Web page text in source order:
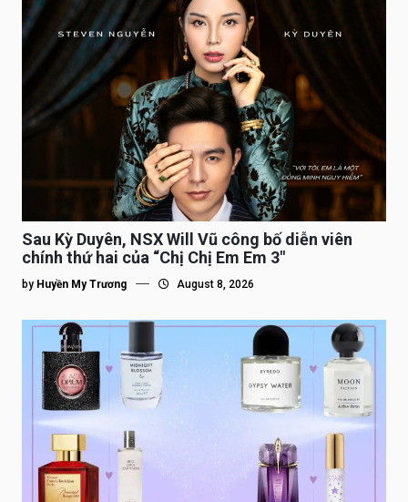
Sau Kỳ Duyên, NSX Will Vũ công bố diễn viên
chính thứ hai của “Chị Chị Em Em 3″
by Huyền My Trương August 8, 2026